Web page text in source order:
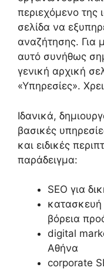
περιεχόμενο της
σελίδα να
αναζήτησης. Για
αυτό συνήθως
γενική αρχική
«Υπηρεσίες».
Ιδανικά,
βασικές
και ειδικές
παράδειγμα:
SEO για
κατασκευή
βόρεια
digital
Αθήνα
corporate